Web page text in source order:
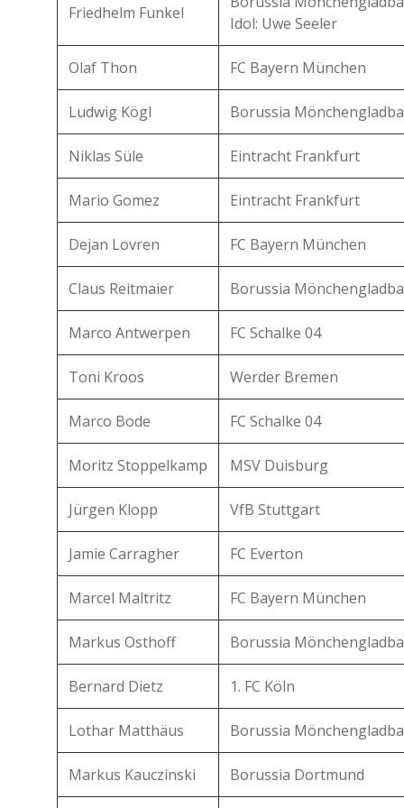
Friedhelm Funkel
Idol: Uwe Seeler
Olaf Thon FC Bayern München
Ludwig Kögl Borussia
Niklas Süle Eintracht Frankfurt
Mario Gomez Eintracht Frankfurt
Dejan Lovren FC Bayern München
Claus Reitmaier Borussia
Marco Antwerpen FC Schalke 04
Toni Kroos Werder Bremen
Marco Bode FC Schalke 04
Moritz Stoppelkamp MSV Duisburg
Jürgen Klopp VfB Stuttgart
Jamie Carragher FC Everton
Marcel Maltritz FC Bayern München
Markus Osthoff Borussia
Bernard Dietz 1. FC Köln
Lothar Matthäus Borussia
Markus Kauczinski Borussia Dortmund